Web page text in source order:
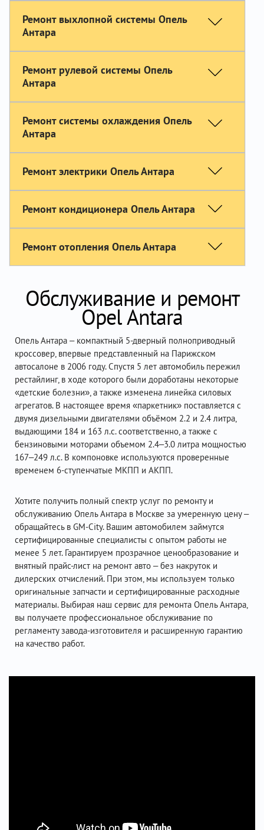
Ремонт выхлопной системы Опель
Антара
Ремонт рулевой системы Опель
Антара
Ремонт системы охлаждения Опель
Антара
Ремонт электрики Опель Антара
Ремонт кондиционера Опель Антара
Ремонт отопления Опель Антара
Обслуживание и ремонт
Opel Antara
Опель Антара – компактный 5-дверный полноприводный
кроссовер, впервые представленный на Парижском
автосалоне в 2006 году. Спустя 5 лет автомобиль пережил
рестайлинг, в ходе которого были доработаны некоторые
«детские болезни», а также изменена линейка силовых
агрегатов. В настоящее время «паркетник» поставляется с
двумя дизельными двигателями объёмом 2.2 и 2.4 литра,
выдающими 184 и 163 л.с. соответственно, а также с
бензиновыми моторами объемом 2.4–3.0 литра мощностью
167–249 л.с. В компоновке используются проверенные
временем 6-ступенчатые МКПП и АКПП.
Хотите получить полный спектр услуг по ремонту и
обслуживанию Опель Антара в Москве за умеренную цену –
обращайтесь в GM-City. Вашим автомобилем займутся
сертифицированные специалисты с опытом работы не
менее 5 лет. Гарантируем прозрачное ценообразование и
внятный прайс-лист на ремонт авто – без накруток и
дилерских отчислений. При этом, мы используем только
оригинальные запчасти и сертифицированные расходные
материалы. Выбирая наш сервис для ремонта Опель Антара,
вы получаете профессиональное обслуживание по
регламенту завода-изготовителя и расширенную гарантию
на качество работ.